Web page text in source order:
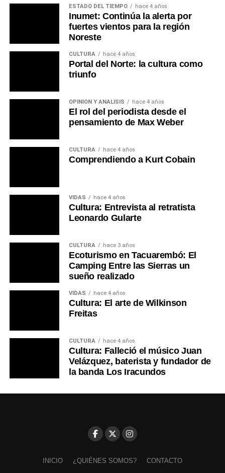
ESTADO DEL TIEMPO hace 4 años
Inumet: Continúa la alerta por
fuertes vientos para la región
Noreste
CULTURA hace 4 años
Portal del Norte: la cultura como
triunfo
OPINIÓN Y ANÁLISIS hace 4 años
El rol del periodista desde el
pensamiento de Max Weber
CULTURA hace 4 años
Comprendiendo a Kurt Cobain
VIDAS hace 4 años
Cultura: Entrevista al retratista
Leonardo Gularte
CULTURA hace 3 años
Ecoturismo en Tacuarembó: El
Camping Entre las Sierras un
sueño realizado
VIDAS hace 4 años
Cultura: El arte de Wilkinson
Freitas
CULTURA hace 4 años
Cultura: Falleció el músico Juan
Velázquez, baterista y fundador de
la banda Los Iracundos
INICIO ¿QUIÉNES SOMOS? CONTACTO